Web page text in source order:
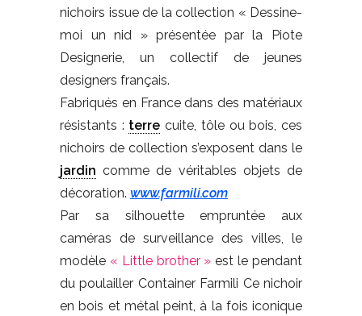
nichoirs issue de la collection « Dessine-
moi un nid » présentée par la Piote
Designerie, un collectif de jeunes
designers français.
Fabriqués en France dans des matériaux
résistants : terre cuite, tôle ou bois, ces
nichoirs de collection s’exposent dans le
jardin comme de véritables objets de
décoration. www.farmili.com
Par sa silhouette empruntée aux
caméras de surveillance des villes, le
modèle « Little brother » est le pendant
du poulailler Container Farmili Ce nichoir
en bois et métal peint, à la fois iconique